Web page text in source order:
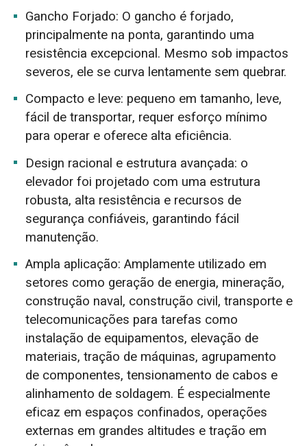
Gancho Forjado: O gancho é forjado,
principalmente na ponta, garantindo uma
resistência excepcional. Mesmo sob impactos
severos, ele se curva lentamente sem quebrar.
Compacto e leve: pequeno em tamanho, leve,
fácil de transportar, requer esforço mínimo
para operar e oferece alta eficiência.
Design racional e estrutura avançada: o
elevador foi projetado com uma estrutura
robusta, alta resistência e recursos de
segurança confiáveis, garantindo fácil
manutenção.
Ampla aplicação: Amplamente utilizado em
setores como geração de energia, mineração,
construção naval, construção civil, transporte e
telecomunicações para tarefas como
instalação de equipamentos, elevação de
materiais, tração de máquinas, agrupamento
de componentes, tensionamento de cabos e
alinhamento de soldagem. É especialmente
eficaz em espaços confinados, operações
externas em grandes altitudes e tração em